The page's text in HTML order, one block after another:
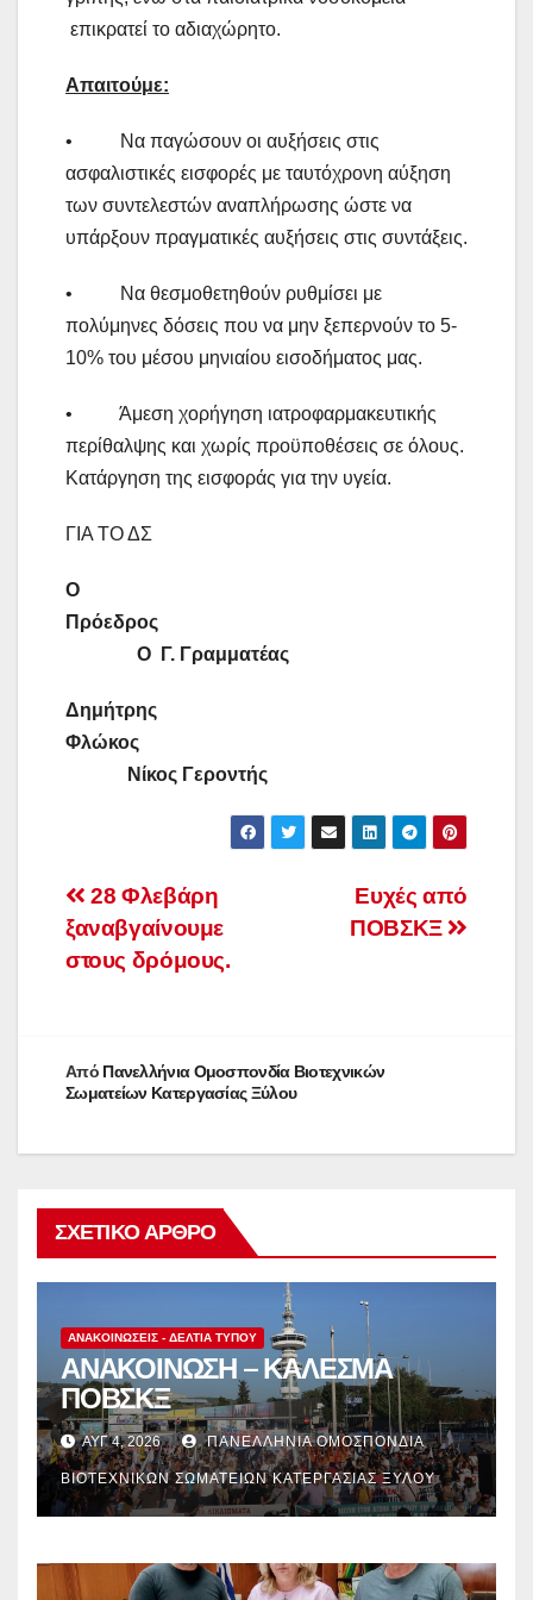
επικρατεί το αδιαχώρητο.
Απαιτούμε:
• Να παγώσουν οι αυξήσεις στις
ασφαλιστικές εισφορές με ταυτόχρονη αύξηση
των συντελεστών αναπλήρωσης ώστε να
υπάρξουν πραγματικές αυξήσεις στις συντάξεις.
• Να θεσμοθετηθούν ρυθμίσει με
πολύμηνες δόσεις που να μην ξεπερνούν το 5-
10% του μέσου μηνιαίου εισοδήματος μας.
• Άμεση χορήγηση ιατροφαρμακευτικής
περίθαλψης και χωρίς προϋποθέσεις σε όλους.
Κατάργηση της εισφοράς για την υγεία.
ΓΙΑ ΤΟ ΔΣ
Ο
Πρόεδρος
Ο Γ. Γραμματέας
Δημήτρης
Φλώκος
Νίκος Γεροντής
Πλοήγηση
άρθρων
Ευχές από
ΠΟΒΣΚΞ
28 Φλεβάρη
ξαναβγαίνουμε
στους δρόμους.
Από Πανελλήνια Ομοσπονδία Βιοτεχνικών
Σωματείων Κατεργασίας Ξύλου
ΣΧΕΤΙΚΌ ΆΡΘΡΟ
ΑΝΑΚΟΙΝΏΣΕΙΣ - ΔΕΛΤΊΑ ΤΎΠΟΥ
ΑΝΑΚΟΙΝΩΣΗ – ΚΑΛΕΣΜΑ
ΠΟΒΣΚΞ
ΑΥΓ 4, 2026 ΠΑΝΕΛΛΉΝΙΑ ΟΜΟΣΠΟΝΔΊΑ
ΒΙΟΤΕΧΝΙΚΏΝ ΣΩΜΑΤΕΊΩΝ ΚΑΤΕΡΓΑΣΊΑΣ ΞΎΛΟΥ